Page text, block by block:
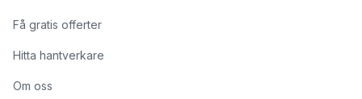
Få gratis offerter
Hitta hantverkare
Om oss